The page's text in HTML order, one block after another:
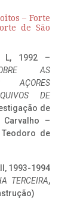
– Forte
de São
L, 1992 –
AS
AÇORES
DE
de
–
de
1993-1994
TERCEIRA,